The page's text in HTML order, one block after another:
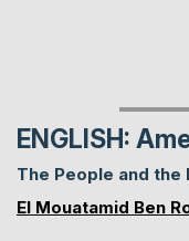
ENGLISH:
The People and the
El Mouatamid Ben